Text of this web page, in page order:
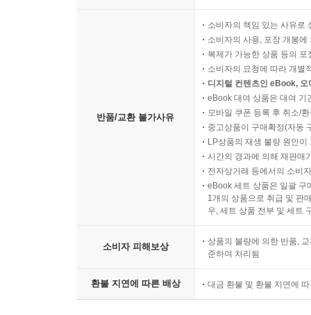
반품/교환 불가사유
소비자의 책임 있는 사유로
소비자의 사용, 포장 개봉
복제가 가능한 상품 등의
소비자의 요청에 따라 개별
디지털 컨텐츠인 eBook,
eBook 대여 상품은 대여 기
모바일 쿠폰 등록 후 취소/
중고상품이 구매확정(자동
LP상품의 재생 불량 원인
시간의 경과에 의해 재판매
전자상거래 등에서의 소비
eBook 세트 상품은 일괄 구
1개의 상품으로 취급 및 판
우, 세트 상품 전부 및 세트
소비자 피해보상
상품의 불량에 의한 반품,
준하여 처리됨
환불 지연에 따른 배상 대금 환불 및 환불 지연에